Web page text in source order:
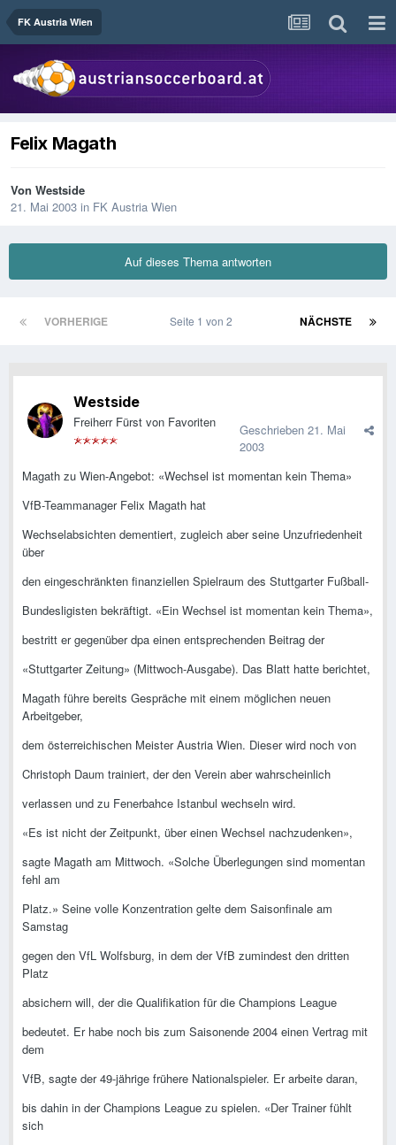
FK Austria Wien
Felix Magath
Von Westside
21. Mai 2003 in FK Austria Wien
Auf dieses Thema antworten
VORHERIGE NÄCHSTE
Seite 1 von 2
Westside
Freiherr Fürst von Favoriten Geschrieben 21. Mai
2003
Magath zu Wien-Angebot: «Wechsel ist momentan kein Thema»
VfB-Teammanager Felix Magath hat
Wechselabsichten dementiert, zugleich aber seine Unzufriedenheit
über
den eingeschränkten finanziellen Spielraum des Stuttgarter Fußball-
Bundesligisten bekräftigt. «Ein Wechsel ist momentan kein Thema»,
bestritt er gegenüber dpa einen entsprechenden Beitrag der
«Stuttgarter Zeitung» (Mittwoch-Ausgabe). Das Blatt hatte berichtet,
Magath führe bereits Gespräche mit einem möglichen neuen
Arbeitgeber,
dem österreichischen Meister Austria Wien. Dieser wird noch von
Christoph Daum trainiert, der den Verein aber wahrscheinlich
verlassen und zu Fenerbahce Istanbul wechseln wird.
«Es ist nicht der Zeitpunkt, über einen Wechsel nachzudenken»,
sagte Magath am Mittwoch. «Solche Überlegungen sind momentan
fehl am
Platz.» Seine volle Konzentration gelte dem Saisonfinale am
Samstag
gegen den VfL Wolfsburg, in dem der VfB zumindest den dritten
Platz
absichern will, der die Qualifikation für die Champions League
bedeutet. Er habe noch bis zum Saisonende 2004 einen Vertrag mit
dem
VfB, sagte der 49-jährige frühere Nationalspieler. Er arbeite daran,
bis dahin in der Champions League zu spielen. «Der Trainer fühlt
sich